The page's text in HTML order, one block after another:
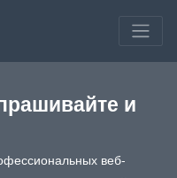
и
веб-